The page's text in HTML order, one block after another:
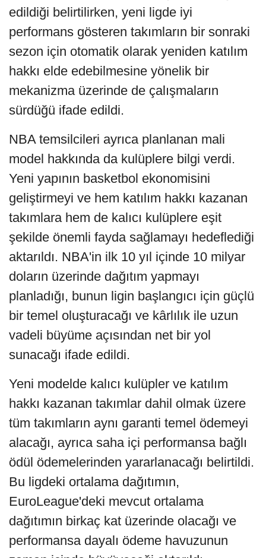
edildiği belirtilirken, yeni ligde iyi
performans gösteren takımların bir sonraki
sezon için otomatik olarak yeniden katılım
hakkı elde edebilmesine yönelik bir
mekanizma üzerinde de çalışmaların
sürdüğü ifade edildi.
NBA temsilcileri ayrıca planlanan mali
model hakkında da kulüplere bilgi verdi.
Yeni yapının basketbol ekonomisini
geliştirmeyi ve hem katılım hakkı kazanan
takımlara hem de kalıcı kulüplere eşit
şekilde önemli fayda sağlamayı hedeflediği
aktarıldı. NBA'in ilk 10 yıl içinde 10 milyar
doların üzerinde dağıtım yapmayı
planladığı, bunun ligin başlangıcı için güçlü
bir temel oluşturacağı ve kârlılık ile uzun
vadeli büyüme açısından net bir yol
sunacağı ifade edildi.
Yeni modelde kalıcı kulüpler ve katılım
hakkı kazanan takımlar dahil olmak üzere
tüm takımların aynı garanti temel ödemeyi
alacağı, ayrıca saha içi performansa bağlı
ödül ödemelerinden yararlanacağı belirtildi.
Bu ligdeki ortalama dağıtımın,
EuroLeague'deki mevcut ortalama
dağıtımın birkaç kat üzerinde olacağı ve
performansa dayalı ödeme havuzunun